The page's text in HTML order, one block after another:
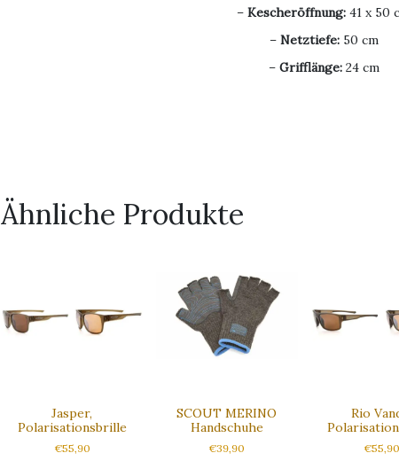
– Kescheröffnung: 41 x50
– Netztiefe:50 cm
– Grifflänge:24 cm
Ähnliche Produkte
Jasper,
Polarisationsbrille
€55,90
SCOUT MERINO
Handschuhe
€39,90
Rio
€55,90